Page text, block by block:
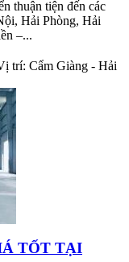
thuận tiện đến các
Hải Phòng, Hải
–...
trí: Cẩm Giàng - Hải
TỐT TẠI